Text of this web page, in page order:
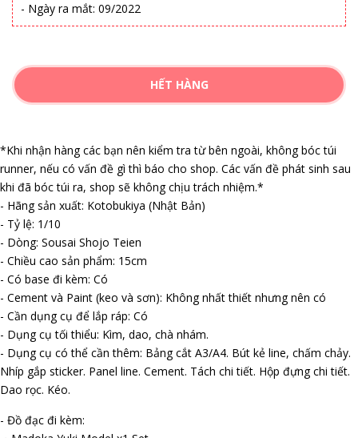
- Ngày ra mắt: 09/2022
HẾT HÀNG
*Khi nhận hàng các bạn nên kiểm tra từ bên ngoài, không bóc túi
runner, nếu có vấn đề gì thì báo cho shop. Các vấn đề phát sinh sau
khi đã bóc túi ra, shop sẽ không chịu trách nhiệm.*
- Hãng sản xuất: Kotobukiya (Nhật Bản)
- Tỷ lệ: 1/10
- Dòng: Sousai Shojo Teien
- Chiều cao sản phẩm: 15cm
- Có base đi kèm: Có
- Cement và Paint (keo và sơn): Không nhất thiết nhưng nên có
- Cần dụng cụ để lắp ráp: Có
- Dụng cụ tối thiểu: Kìm, dao, chà nhám.
- Dụng cụ có thể cần thêm: Bảng cắt A3/A4. Bút kẻ line, chấm chảy.
Nhíp gắp sticker. Panel line. Cement. Tách chi tiết. Hộp đựng chi tiết.
Dao rọc. Kéo.
- Đồ đạc đi kèm: